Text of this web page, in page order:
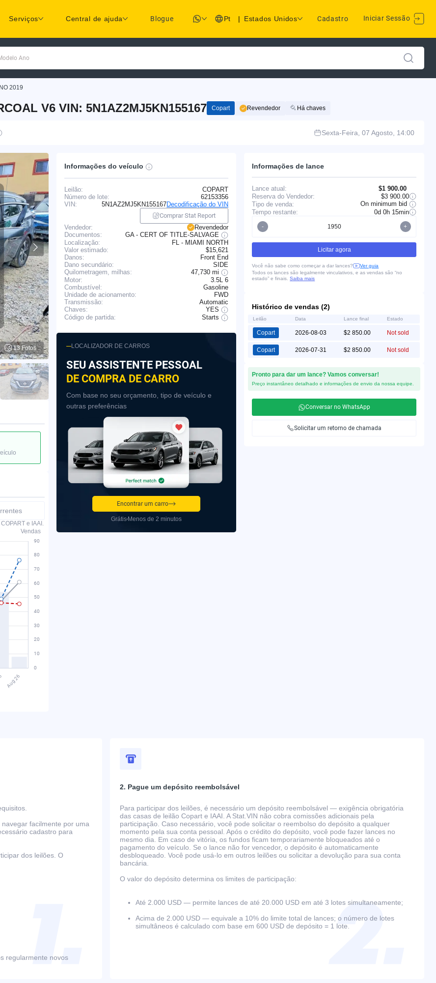
Serviços Central de ajuda Blogue Pt | Estados Unidos Cadastro Iniciar Sessão
Ano
2019
V6 VIN: 5N1AZ2MJ5KN155167 Copart Revendedor Há chaves
Sexta-Feira, 07 Agosto, 14:00
13 Fotos
e IAAI.
Vendas
Informações do veículo
Leilão:
COPART
Número de lote:
62153356
VIN:
5N1AZ2MJ5KN155167Decodificação do VIN
Comprar Stat Report
Vendedor:
Revendedor
Documentos:
GA - CERT OF TITLE-SALVAGE
Localização:
FL - MIAMI NORTH
Valor estimado:
$15,621
Danos:
Front End
Dano secundário:
SIDE
Quilometragem, milhas:
47,730 mi
Motor:
3.5L 6
Combustível:
Gasoline
Unidade de acionamento:
FWD
Transmissão:
Automatic
Chaves:
YES
Código de partida:
Starts
LOCALIZADOR DE CARROS
SEU ASSISTENTE PESSOAL
DE COMPRA DE CARRO
Com base no seu orçamento, tipo de veículo e
outras preferências
Encontrar um carro
GrátisMenos de 2 minutos
Informações de lance
Lance atual:
$1 900.00
Reserva do Vendedor:
$3 900.00
Tipo de venda:
On minimum bid
Tempo restante:
0d 0h 15min
- +
Licitar agora
Você não sabe como começar a dar lances?
Ver guia
Todos os lances são legalmente vinculativos, e as vendas são “no
estado” e finais.Saiba mais
Histórico de vendas (2)
Leilão Data Lance final Estado
Copart 2026-08-03 $2 850.00 Not sold
Copart 2026-07-31 $2 850.00 Not sold
Pronto para dar um lance? Vamos conversar!
Preço instantâneo detalhado e informações de envio da nossa equipe.
Conversar no WhatsApp
Solicitar um retorno de chamada
facilmente por uma
cadastro para
dos leilões. O
regularmente novos
2. Pague um depósito reembolsável
Para participar dos leilões, é necessário um depósito reembolsável — exigência obrigatória
das casas de leilão Copart e IAAI. A Stat.VIN não cobra comissões adicionais pela
participação. Caso necessário, você pode solicitar o reembolso do depósito a qualquer
momento pela sua conta pessoal. Após o crédito do depósito, você pode fazer lances no
mesmo dia. Em caso de vitória, os fundos ficam temporariamente bloqueados até o
pagamento do veículo. Se o lance não for vencedor, o depósito é automaticamente
desbloqueado. Você pode usá-lo em outros leilões ou solicitar a devolução para sua conta
bancária.
O valor do depósito determina os limites de participação:
Até 2.000 USD — permite lances de até 20.000 USD em até 3 lotes simultaneamente;
Acima de 2.000 USD — equivale a 10% do limite total de lances; o número de lotes
simultâneos é calculado com base em 600 USD de depósito = 1 lote.